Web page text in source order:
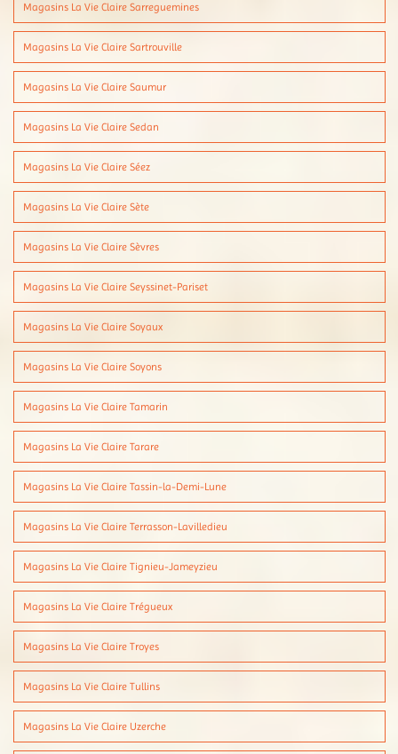
Magasins La Vie Claire Sarreguemines
Magasins La Vie Claire Sartrouville
Magasins La Vie Claire Saumur
Magasins La Vie Claire Sedan
Magasins La Vie Claire Séez
Magasins La Vie Claire Sète
Magasins La Vie Claire Sèvres
Magasins La Vie Claire Seyssinet-Pariset
Magasins La Vie Claire Soyaux
Magasins La Vie Claire Soyons
Magasins La Vie Claire Tamarin
Magasins La Vie Claire Tarare
Magasins La Vie Claire Tassin-la-Demi-Lune
Magasins La Vie Claire Terrasson-Lavilledieu
Magasins La Vie Claire Tignieu-Jameyzieu
Magasins La Vie Claire Trégueux
Magasins La Vie Claire Troyes
Magasins La Vie Claire Tullins
Magasins La Vie Claire Uzerche